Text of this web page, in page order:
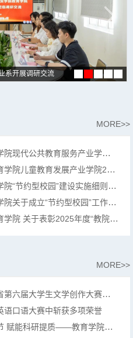
系开展调研交流
MORE>>
福州外语外贸学院教育学院现代公共教育服务产业学院2026—2027学年实施方案
福州外院语外贸学院教育学院儿童教育发展产业学院2026—2027学年实施方案
福州外语外贸学院教育学院“节约型校园”建设实施细则（试行）
福州外语外贸学院教育学院关于成立“节约型校园”工作领导小组的通知
福州外院语外贸学院教育学院 关于表彰2025年度“教院之星”的决定
MORE>>
喜报｜我院学子在福建省第六届大学生文学创作大赛中获奖
语口语大赛中斩获多项荣誉
学术动态丨精研申报细节 赋能科研提质——教育学院开展教育部人文社科项目辅导会